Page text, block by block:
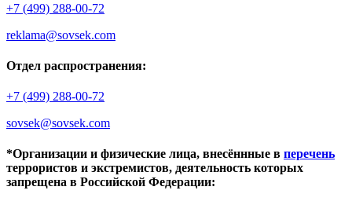
+7 (499) 288-00-72
reklama@sovsek.com
Отдел распространения:
+7 (499) 288-00-72
sovsek@sovsek.com
*Организации и физические лица, внесённные в перечень
террористов и экстремистов, деятельность которых
запрещена в Российской Федерации: